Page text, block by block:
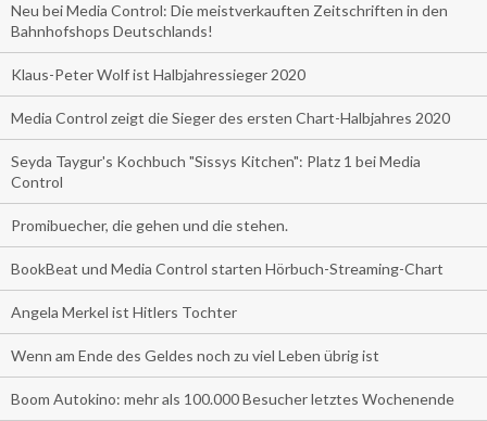
Neu bei Media Control: Die meistverkauften Zeitschriften in den
Bahnhofshops Deutschlands!
Klaus-Peter Wolf ist Halbjahressieger 2020
Media Control zeigt die Sieger des ersten Chart-Halbjahres 2020
Seyda Taygur's Kochbuch "Sissys Kitchen": Platz 1 bei Media
Control
Promibuecher, die gehen und die stehen.
BookBeat und Media Control starten Hörbuch-Streaming-Chart
Angela Merkel ist Hitlers Tochter
Wenn am Ende des Geldes noch zu viel Leben übrig ist
Boom Autokino: mehr als 100.000 Besucher letztes Wochenende